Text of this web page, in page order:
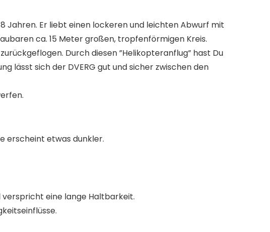
Jahren. Er liebt einen lockeren und leichten Abwurf mit
ca. 15 Meter großen, tropfenförmigen Kreis.
Durch diesen ”Helikopteranflug” hast Du
lässt sich der DVERG gut und sicher zwischen den
erscheint etwas dunkler.
eine lange Haltbarkeit.